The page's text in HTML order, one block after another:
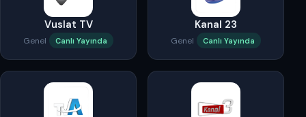
Vuslat TV
Genel Canlı Yayında
Kanal 23
Genel Canlı Yayında